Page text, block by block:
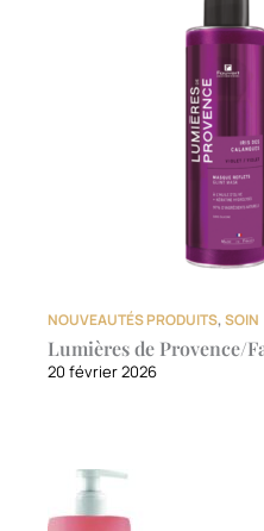
NOUVEAUTÉS PRODUITS,SOIN
Lumières de Provence/
20 février 2026